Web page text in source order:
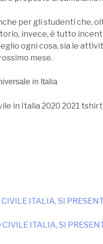
per gli studenti
invece, è tutto
ogni cosa, sia le
mese.
in Italia
ITALIA, SI
ITALIA, SI